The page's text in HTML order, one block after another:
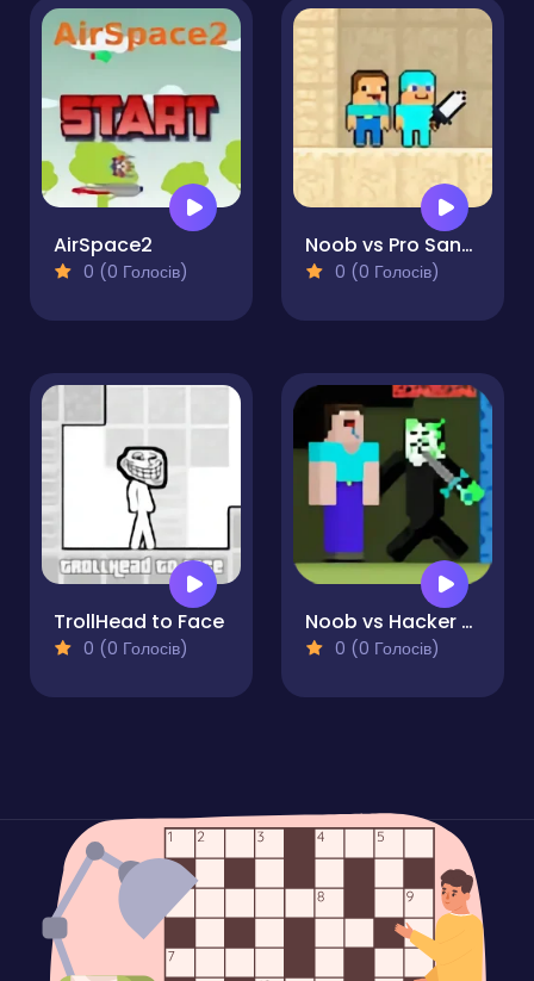
AirSpace2
0 (0 Голосів)
Noob vs Pro Sand island
0 (0 Голосів)
TrollHead to Face
0 (0 Голосів)
Noob vs Hacker Zombie
0 (0 Голосів)